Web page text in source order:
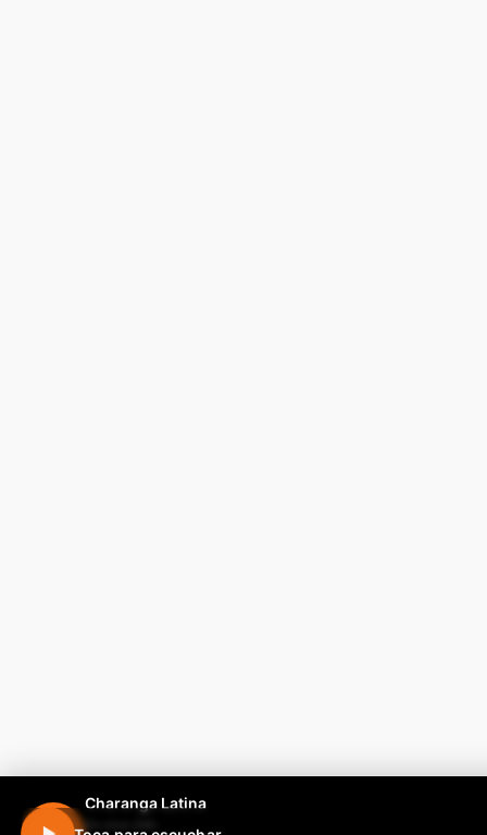
Charanga Latina
En vivo 24h